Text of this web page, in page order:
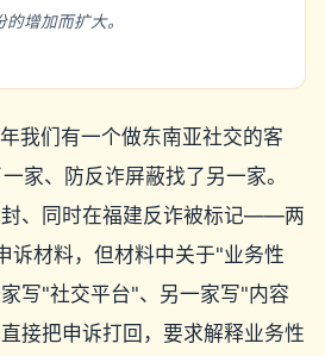
增加而扩大。
我们有一个做东南亚社交的客
家、防反诈屏蔽找了另一家。
、同时在福建反诈被标记——两
诉材料，但材料中关于"业务性
写"社交平台"、另一家写"内容
接把申诉打回，要求解释业务性